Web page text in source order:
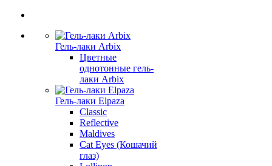
Гель-лаки Arbix
Цветные
однотонные гель-
лаки Arbix
Гель-лаки Elpaza
Classic
Reflective
Maldives
Cat Eyes (Кошачий
глаз)